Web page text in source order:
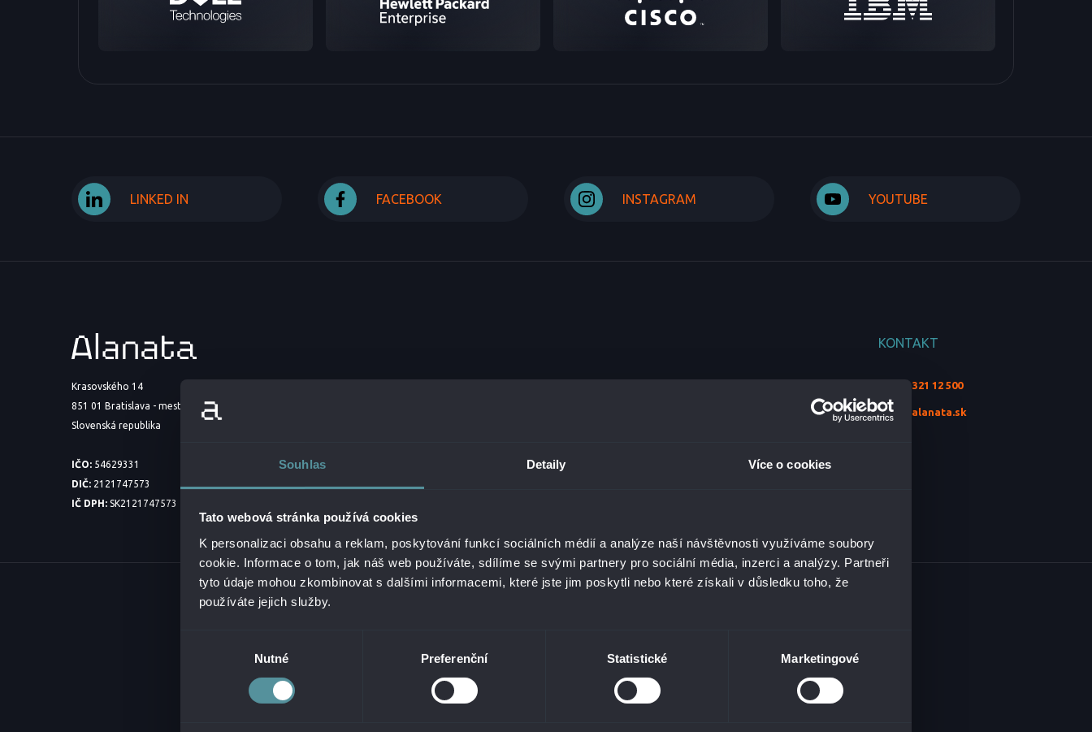
Souhlas Detaily Více o cookies
Tato webová stránka používá cookies
K personalizaci obsahu a reklam, poskytování funkcí sociálních médií a analýze naší návštěvnosti využíváme soubory
cookie. Informace o tom, jak náš web používáte, sdílíme se svými partnery pro sociální média, inzerci a analýzy. Partneři
tyto údaje mohou zkombinovat s dalšími informacemi, které jste jim poskytli nebo které získali v důsledku toho, že
používáte jejich služby.
Nutné Preferenční Statistické Marketingové
LINKED IN FACEBOOK INSTAGRAM YOUTUBE
Krasovského 14
851 01 Bratislava - mestská časť Petržalka
Slovenská republika
IČO:54629331
DIČ:2121747573
IČ DPH:SK2121747573
KONTAKT
+421 2 321 12 500
info@alanata.sk
© 2026 ALANATA •ZPRACOVÁNÍ OSOBNÍCH ÚDAJŮ• NAHLÁŠENÍ NEZÁKONNÉHO OBSAHU